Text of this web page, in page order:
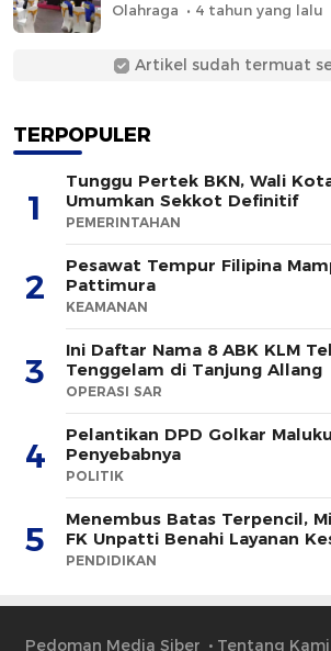
Olahraga 4 tahun yang lalu
Artikel sudah termuat
TERPOPULER
1
Tunggu Pertek BKN, Wali
Umumkan Sekkot Definitif
PEMERINTAHAN
2
Pesawat Tempur Filipina
Pattimura
KEAMANAN
3
Ini Daftar Nama 8 ABK KLM
Tenggelam di Tanjung Allang
OPERASI SAR
4
Pelantikan DPD Golkar
Penyebabnya
POLITIK
5
Menembus Batas Terpencil,
FK Unpatti Benahi Layanan
PENDIDIKAN
Pedoman Media Siber Tentang Kami